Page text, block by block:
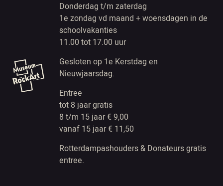
Donderdag t/m zaterdag
1e zondag vd maand + woensdagen in de
schoolvakanties
11.00 tot 17.00 uur
Gesloten op 1e Kerstdag en
Nieuwjaarsdag.
Entree
tot 8 jaar gratis
8 t/m 15 jaar € 9,00
vanaf 15 jaar € 11,50
Rotterdampashouders & Donateurs gratis
entree.